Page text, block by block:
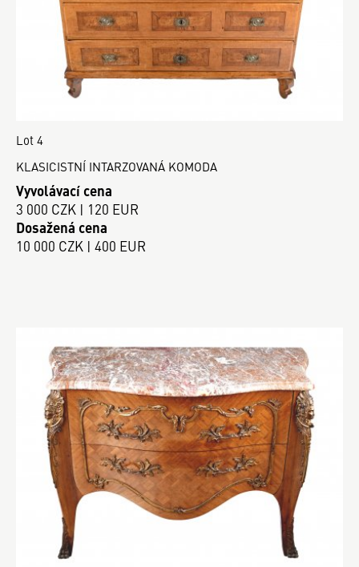
Lot 4
KLASICISTNÍ INTARZOVANÁ KOMODA
Vyvolávací cena
3 000 CZK | 120 EUR
Dosažená cena
10 000 CZK | 400 EUR